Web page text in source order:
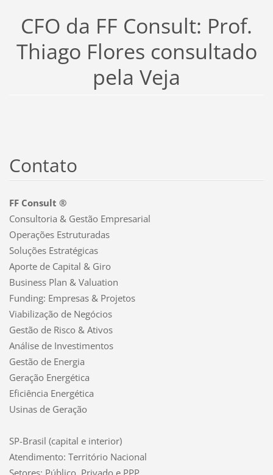
CFO da FF Consult: Prof.
Thiago Flores consultado
pela Veja
Contato
FF Consult ®
Consultoria & Gestão Empresarial
Operações Estruturadas
Soluções Estratégicas
Aporte de Capital & Giro
Business Plan & Valuation
Funding: Empresas & Projetos
Viabilização de Negócios
Gestão de Risco & Ativos
Análise de Investimentos
Gestão de Energia
Geração Energética
Eficiência Energética
Usinas de Geração
SP-Brasil (capital e interior)
Atendimento: Território Nacional
Setores: Público, Privado e PPP